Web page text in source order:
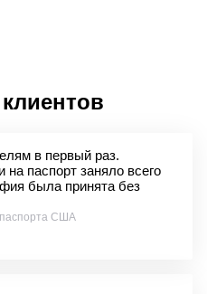
в первый раз.
паспорт заняло всего
была принята без
США